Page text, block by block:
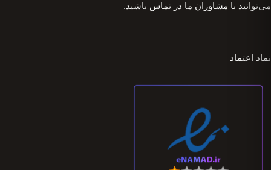
می‌توانید با مشاوران ما در تماس باشید.
نماد اعتماد